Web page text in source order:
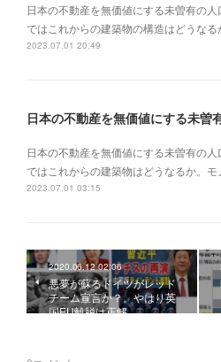
日本の不動産を無価値にする未曽有の人
ではこれからの建築物の構造はどうなる
2023.07.01 20:49
日本の不動産を無価値にする未曽有の人
ではこれからの建築物はどうなるか。モ
2023.07.01 03:15
2020.06.12 02:06
悪夢が蘇るドイツがレッド
チーム宣言か？。やはり英
国EU離脱は正解。